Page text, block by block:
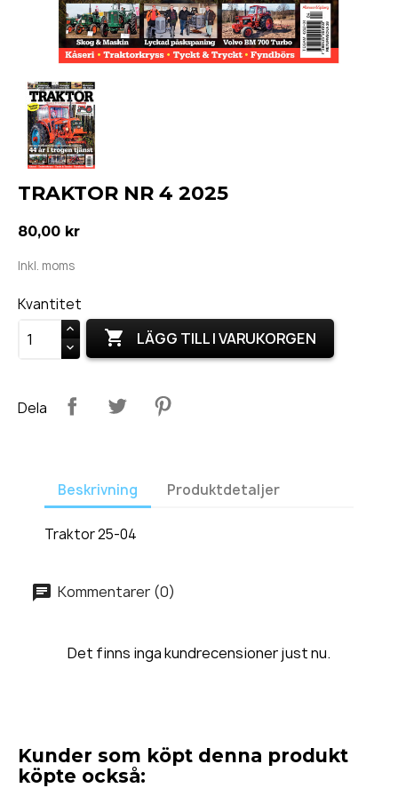
TRAKTOR NR 4 2025
80,00 kr
Inkl. moms
Kvantitet
 LÄGG TILL I VARUKORGEN
Dela
Beskrivning Produktdetaljer
Traktor 25-04
Kommentarer (0)
Det finns inga kundrecensioner just nu.
Kunder som köpt denna produkt
köpte också: